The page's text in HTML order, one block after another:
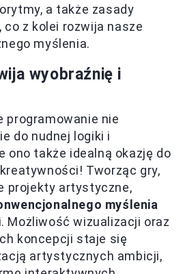
a także zasady
z kolei rozwija nasze
myślenia.
wyobraźnię i
programowanie nie
do nudnej logiki i
ono także idealną okazję do
Tworząc gry,
projekty artystyczne,
myślenia
Możliwość wizualizacji oraz
koncepcji staje się
artystycznych ambicji,